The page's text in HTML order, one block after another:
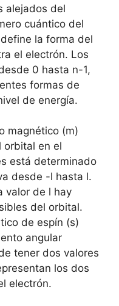
alejados del
cuántico del
la forma del
el electrón. Los
0 hasta n-1,
formas de
de energía.
magnético (m)
orbital en el
está determinado
desde -l hasta l.
valor de l hay
del orbital.
de espín (s)
angular
tener dos valores
los dos
electrón.